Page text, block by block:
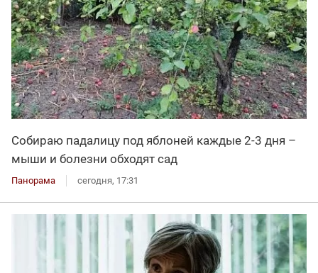
Собираю падалицу под яблоней каждые 2-3 дня –
мыши и болезни обходят сад
Панорама сегодня, 17:31